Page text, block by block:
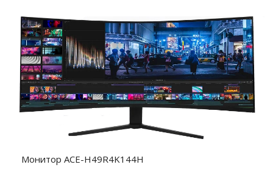
Монитор ACE-H49R4K144H